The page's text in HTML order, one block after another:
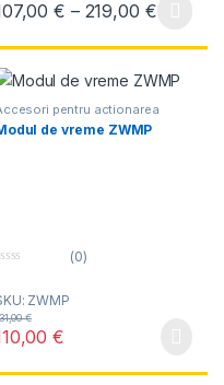
€ – 219,00 €Interval
produs are mai multe
€ până la 258,00 €
Opțiunile pot fi alese în
pentru actionarea
de vreme ZWMP
(0)
ZWMP
€
€